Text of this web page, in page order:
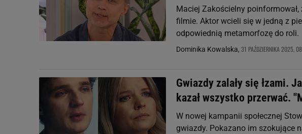
Maciej Zakościelny
filmie. Aktor wcieli się w jedną z
odpowiednią metamorfozę do roli.
Dominika Kowalska, 31 PAŹDZIERNIKA 2025,
Gwiazdy zalały się łzami.
kazał wszystko przerwać.
W nowej kampanii społecznej
gwiazdy. Pokazano im szokujące